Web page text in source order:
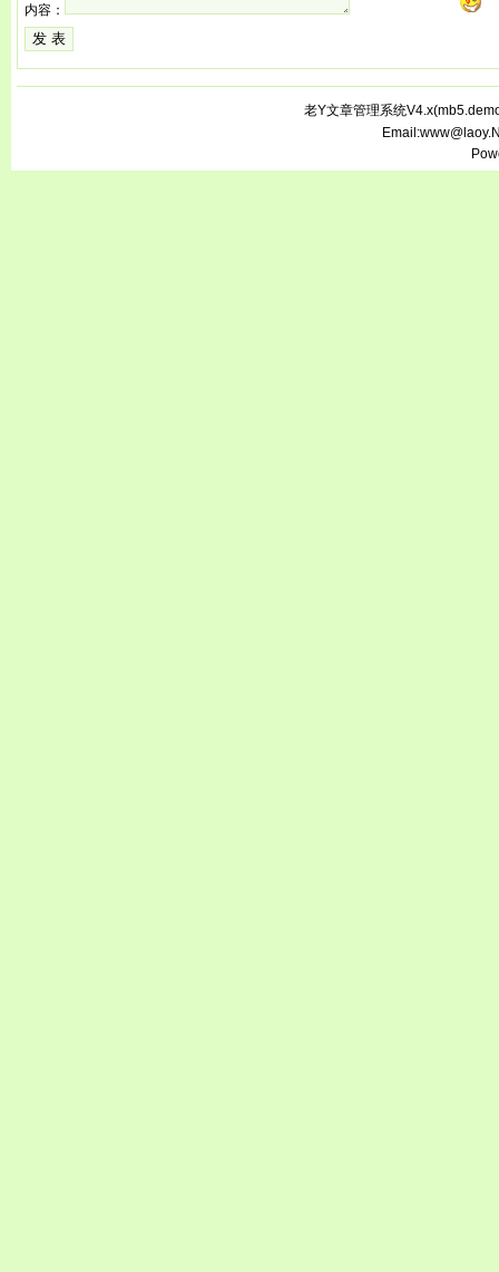
内容：
老Y文章管理系统V4.x(